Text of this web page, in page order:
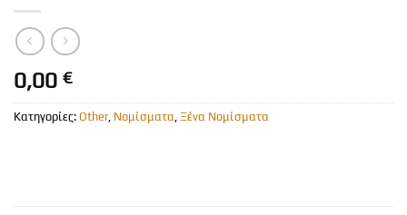
0,00 €
Κατηγορίες: Other, Νομίσματα, Ξένα Νομίσματα